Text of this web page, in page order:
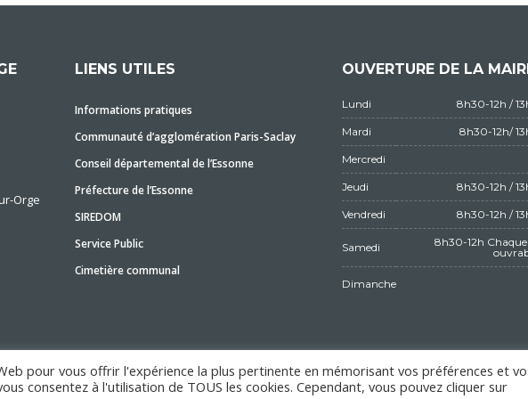
Orge
LIENS UTILES
Informations pratiques
Communauté d’agglomération Paris-Saclay
Conseil départemental de l’Essonne
Préfecture de l’Essonne
SIREDOM
Service Public
Cimetière communal
OUVERTURE DE LA
Lundi 8h30-12h /
Mardi 8h30-12h/
Mercredi
Jeudi 8h30-12h /
Vendredi 8h30-12h /
Samedi
8h30-12h Chaque
Dimanche
sur-Orge MENTIONS LÉGALES
pour vous offrir l'expérience la plus pertinente en mémorisant vos préférences et
consentez à l'utilisation de TOUS les cookies. Cependant, vous pouvez cliquer sur